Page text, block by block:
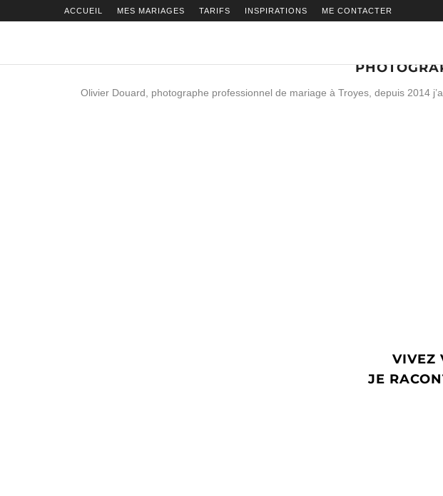
ACCUEIL MES MARIAGES TARIFS INSPIRATIONS ME CONTACTER
Olivier Douard, photographe professionnel de mariage à Troyes, depuis 2014
VIVEZ
JE